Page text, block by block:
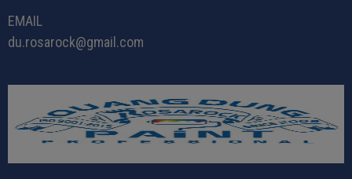
EMAIL
du.rosarock@gmail.com